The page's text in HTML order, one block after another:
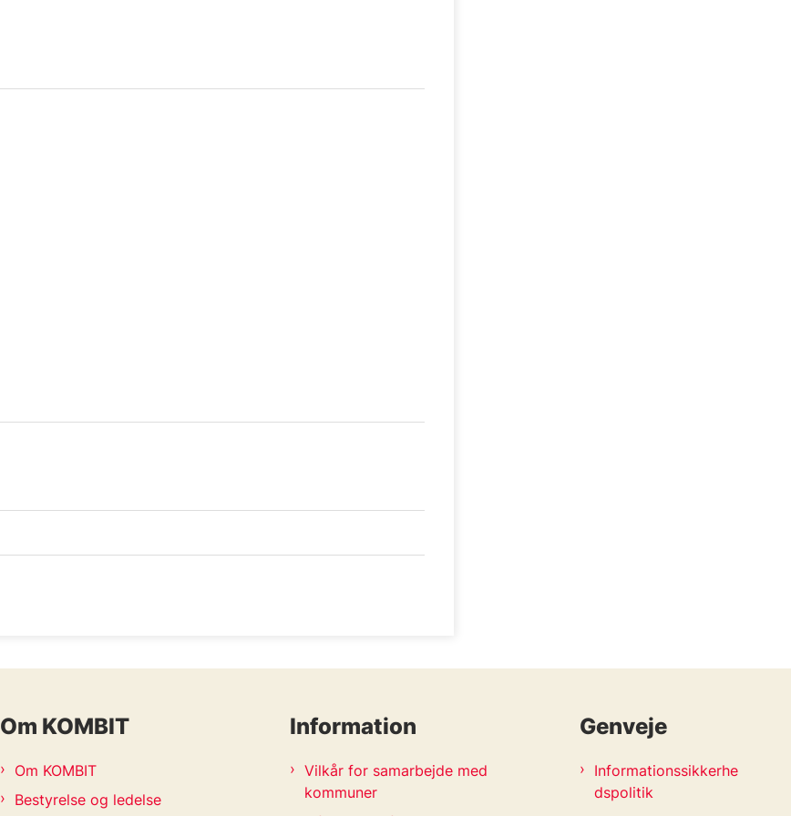
Om KOMBIT
Om KOMBIT
Bestyrelse og ledelse
Information
Vilkår for samarbejde med
kommuner
Genveje
Informationssikkerhe
dspolitik